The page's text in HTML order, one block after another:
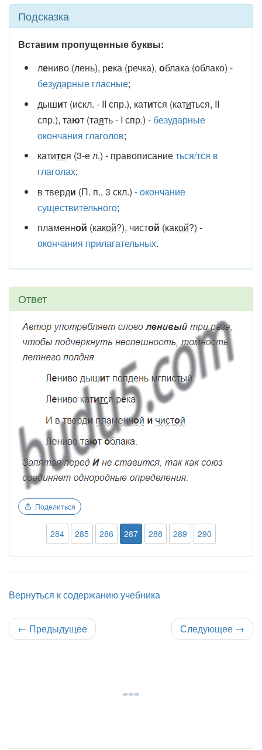
Подсказка
Вставим пропущенные буквы:
лениво (лень), река (речка), облака (облако) -
безударные гласные;
дышит (искл. - II спр.), катится (катиться, II
спр.), тают (таять - I спр.) - безударные
окончания глаголов;
катится (3-е л.) - правописаниеться/тся в
глаголах;
в тверди (П. п., 3 скл.) -окончание
существительного;
пламенной (какой?), чистой (какой?) -
окончания прилагательных.
Ответ
Поделиться
284 285 286 287 288 289 290
Вернуться к содержанию учебника
← Предыдущее Следующее →